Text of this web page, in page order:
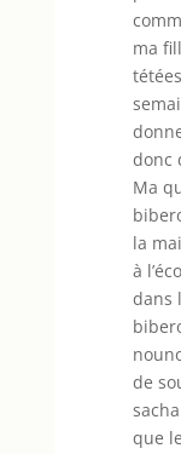
ma
donc
Ma
la
à
dans
de
que